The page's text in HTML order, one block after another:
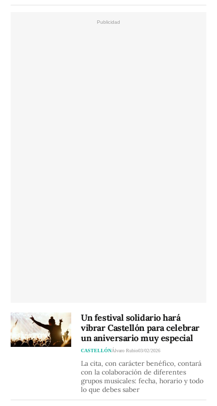
Un festival solidario hará
vibrar Castellón para celebrar
un aniversario muy especial
CASTELLÓNÁlvaro Rubio03/02/2026
La cita, con carácter benéfico, contará
con la colaboración de diferentes
grupos musicales: fecha, horario y todo
lo que debes saber